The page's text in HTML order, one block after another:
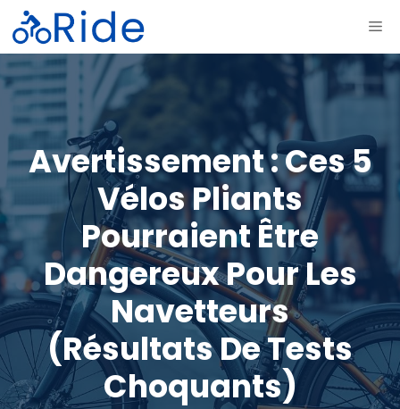
Aller
au
contenu
Avertissement : Ces 5
Vélos Pliants
Pourraient Être
Dangereux Pour Les
Navetteurs
(résultats De Tests
Choquants)